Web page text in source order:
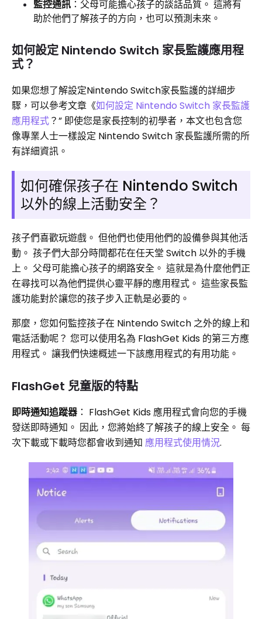
監控通訊 ：父母可能擔心孩子的談話品質。 這將有
助於他們了解孩子的方向，也可以預測未來。
如何設定 Nintendo Switch 家長監護應用程
式？
如果您想了解設定Nintendo Switch家長監護的詳細步
驟，可以參考文章《如何設定 Nintendo Switch 家長監護
應用程式？” 即使您是家長控制的初學者，本文也包含您
像專業人士一樣設定 Nintendo Switch 家長監護所需的所
有詳細資訊。
如何確保孩子在 Nintendo Switch
以外的線上活動安全？
孩子們喜歡玩遊戲。 但他們也使用他們的設備參與其他活
動。 孩子們大部分時間都花在任天堂 Switch 以外的手機
上。 父母可能擔心孩子的網路安全。 這就是為什麼他們正
在尋找可以為他們提供心靈平靜的應用程式。 這些家長監
護功能對於讓您的孩子步入正軌是必要的。
那麼，您如何監控孩子在 Nintendo Switch 之外的線上和
電話活動呢？ 您可以使用名為 FlashGet Kids 的第三方應
用程式。 讓我們快速概述一下該應用程式的有用功能。
FlashGet 兒童版的特點
即時通知追蹤器 ： FlashGet Kids 應用程式會向您的手機
發送即時通知。 因此，您將始終了解孩子的線上安全。 每
次下載或下載時您都會收到通知 應用程式使用情況.